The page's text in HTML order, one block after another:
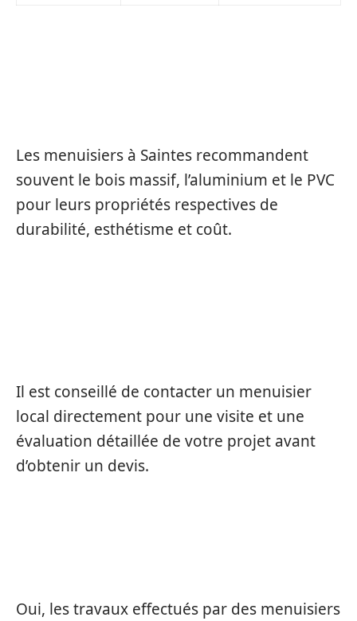
Les menuisiers à Saintes recommandent
souvent le bois massif, l’aluminium et le PVC
pour leurs propriétés respectives de
durabilité, esthétisme et coût.
Il est conseillé de contacter un menuisier
local directement pour une visite et une
évaluation détaillée de votre projet avant
d’obtenir un devis.
Oui, les travaux effectués par des menuisiers